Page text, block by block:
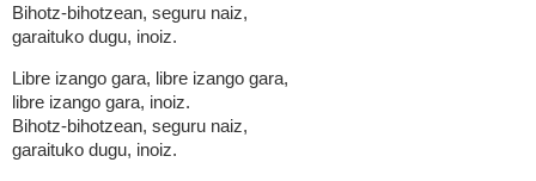
Bihotz-bihotzean, seguru naiz,
garaituko dugu, inoiz.
Libre izango gara, libre izango gara,
libre izango gara, inoiz.
Bihotz-bihotzean, seguru naiz,
garaituko dugu, inoiz.